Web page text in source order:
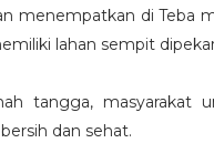
menempatkan di Teba
lahan sempit
tangga, masyarakat
dan sehat.